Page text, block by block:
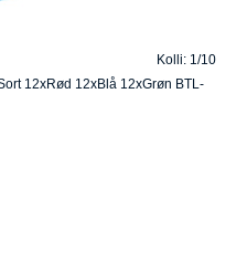
Kolli: 1/10
12xRød 12xBlå 12xGrøn BTL-